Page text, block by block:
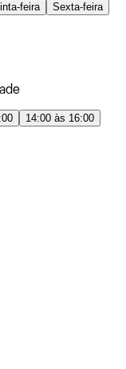
feira
Sexta-feira
14:00 às 16:00